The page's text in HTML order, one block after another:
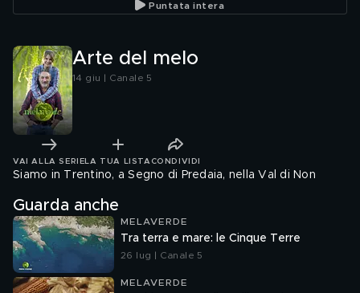
Puntata intera
Arte del melo
14 giu | Canale 5
VAI ALLA SERIE LA TUA LISTA CONDIVIDI
Siamo in Trentino, a Segno di Predaia, nella Val di Non
Guarda anche
MELAVERDE
Tra terra e mare: le Cinque Terre
26 lug | Canale 5
MELAVERDE